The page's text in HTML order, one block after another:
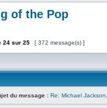
of the Pop
24 sur 25 [ 372 message(s) ]
du message : Re: Michael